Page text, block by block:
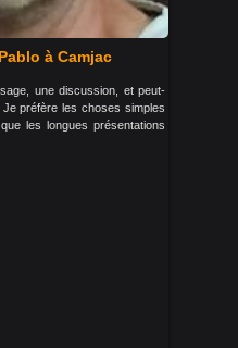
à Camjac
une discussion, et peut-
préfère les choses simples
les longues présentations